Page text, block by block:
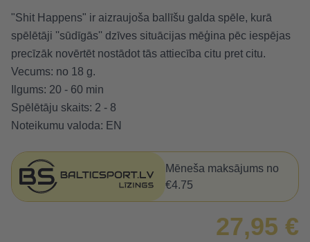
"Shit Happens" ir aizraujoša ballīšu galda spēle, kurā
spēlētāji ''sūdīgās'' dzīves situācijas mēģina pēc iespējas
precīzāk novērtēt nostādot tās attiecība citu pret citu.
Vecums: no 18 g.
Ilgums: 20 - 60 min
Spēlētāju skaits: 2 - 8
Noteikumu valoda: EN
Mēneša maksājums no
€4.75
27,95 €